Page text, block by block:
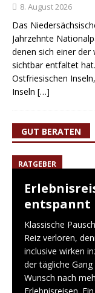
8. August 2026
Das
Jahrzehnte
denen sich einer
sichtbar entfaltet
Ostfriesischen
Inseln […]
GUT BERATEN
RATGEBER
entspannt
Klassische
Reiz verloren,
inclusive wirken
der tägliche
Wunsch nach